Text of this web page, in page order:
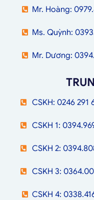
Mr. Hoàng:
Ms. Quỳnh:
Mr. Dương:
CSKH: 0246 291
CSKH 1:
CSKH 2:
CSKH 3:
CSKH 4: